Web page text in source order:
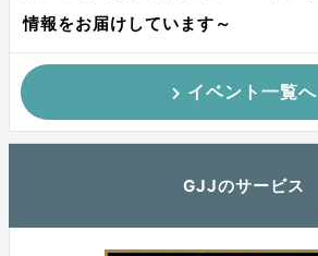
情報をお届けしています～
イベント一覧へ
GJJのサービス